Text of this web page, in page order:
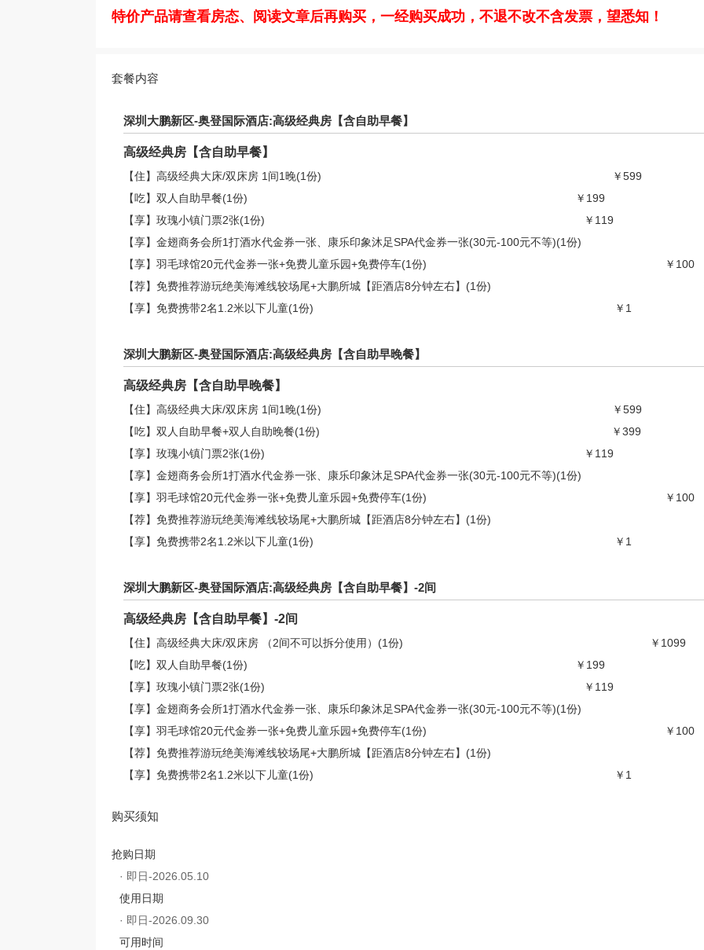
特价产品请查看房态、阅读文章后再购买，一经购买成功，不退不改不含发票，望悉知！
套餐内容
深圳大鹏新区-奥登国际酒店:高级经典房【含自助早餐】
高级经典房【含自助早餐】
【住】高级经典大床/双床房 1间1晚(1份)
￥599
【吃】双人自助早餐(1份)
￥199
【享】玫瑰小镇门票2张(1份)
￥119
【享】金翅商务会所1打酒水代金券一张、康乐印象沐足SPA代金券一张(30元-100元不等)(1份)
【享】羽毛球馆20元代金券一张+免费儿童乐园+免费停车(1份)
￥100
【荐】免费推荐游玩绝美海滩线较场尾+大鹏所城【距酒店8分钟左右】(1份)
【享】免费携带2名1.2米以下儿童(1份)
￥1
深圳大鹏新区-奥登国际酒店:高级经典房【含自助早晚餐】
高级经典房【含自助早晚餐】
【住】高级经典大床/双床房 1间1晚(1份)
￥599
【吃】双人自助早餐+双人自助晚餐(1份)
￥399
【享】玫瑰小镇门票2张(1份)
￥119
【享】金翅商务会所1打酒水代金券一张、康乐印象沐足SPA代金券一张(30元-100元不等)(1份)
【享】羽毛球馆20元代金券一张+免费儿童乐园+免费停车(1份)
￥100
【荐】免费推荐游玩绝美海滩线较场尾+大鹏所城【距酒店8分钟左右】(1份)
【享】免费携带2名1.2米以下儿童(1份)
￥1
深圳大鹏新区-奥登国际酒店:高级经典房【含自助早餐】-2间
高级经典房【含自助早餐】-2间
【住】高级经典大床/双床房 （2间不可以拆分使用）(1份)
￥1099
【吃】双人自助早餐(1份)
￥199
【享】玫瑰小镇门票2张(1份)
￥119
【享】金翅商务会所1打酒水代金券一张、康乐印象沐足SPA代金券一张(30元-100元不等)(1份)
【享】羽毛球馆20元代金券一张+免费儿童乐园+免费停车(1份)
￥100
【荐】免费推荐游玩绝美海滩线较场尾+大鹏所城【距酒店8分钟左右】(1份)
【享】免费携带2名1.2米以下儿童(1份)
￥1
购买须知
抢购日期
· 即日-2026.05.10
使用日期
· 即日-2026.09.30
可用时间